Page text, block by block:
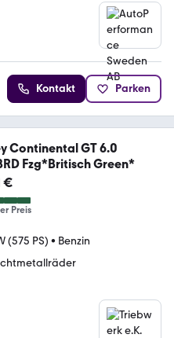
Kontakt Parken
Continental GT 6.0
Fzg*Britisch Green*
€
Preis
(575 PS) • Benzin